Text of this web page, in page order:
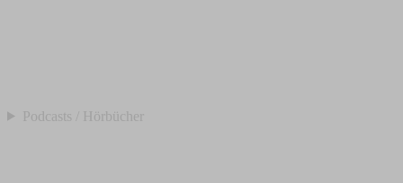
Podcasts / Hörbücher